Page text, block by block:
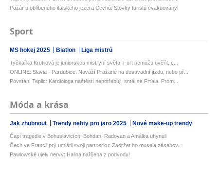
Požár u oblíbeného italského jezera Čechů: Stovky turistů evakuovány!
Sport
MS hokej 2025 Biatlon Liga mistrů
Tyčkařka Krutilová je juniorskou mistryní světa: Furt nemůžu uvěřit, c...
ONLINE: Slavia - Pardubice. Naváží Pražané na dosavadní jízdu, nebo př...
Povstání Teplic: Kardiologa naštěstí nepotřebuji, smál se Frťala. Prom...
Móda a krása
Jak zhubnout Trendy nehty pro jaro 2025 Nové make-up trendy
Čapí tragédie v Bohuslavicích: Bohdan, Radovan a Amálka uhynuli
Čech ve Francii prý umlátil svoji partnerku: Zadržet ho musela zásahov...
Pawlowské ujely nervy: Halina nařčena z podvodu!